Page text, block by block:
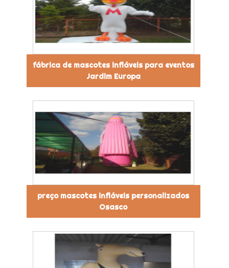
fábrica de mascotes infláveis para eventos
Jardim Europa
preço mascotes infláveis personalizados
Osasco